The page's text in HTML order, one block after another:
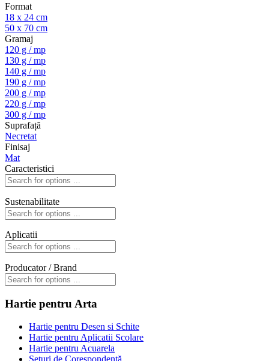
Format
18 x 24 cm
50 x 70 cm
Gramaj
120 g / mp
130 g / mp
140 g / mp
190 g / mp
200 g / mp
220 g / mp
300 g / mp
Suprafață
Necretat
Finisaj
Mat
Caracteristici
Sustenabilitate
Aplicatii
Producator / Brand
Hartie pentru Arta
Hartie pentru Desen si Schite
Hartie pentru Aplicatii Scolare
Hartie pentru Acuarela